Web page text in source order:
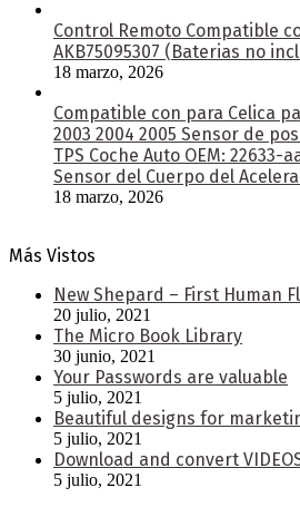
Control Remoto Compatible
AKB75095307 (Baterias no
18 marzo, 2026
Compatible con para Celica
2003 2004 2005 Sensor de
TPS Coche Auto OEM: 22633-
Sensor del Cuerpo del
18 marzo, 2026
Más Vistos
New Shepard – First Human
20 julio, 2021
The Micro Book Library
30 junio, 2021
Your Passwords are valuable
5 julio, 2021
Beautiful designs for
5 julio, 2021
Download and convert
5 julio, 2021